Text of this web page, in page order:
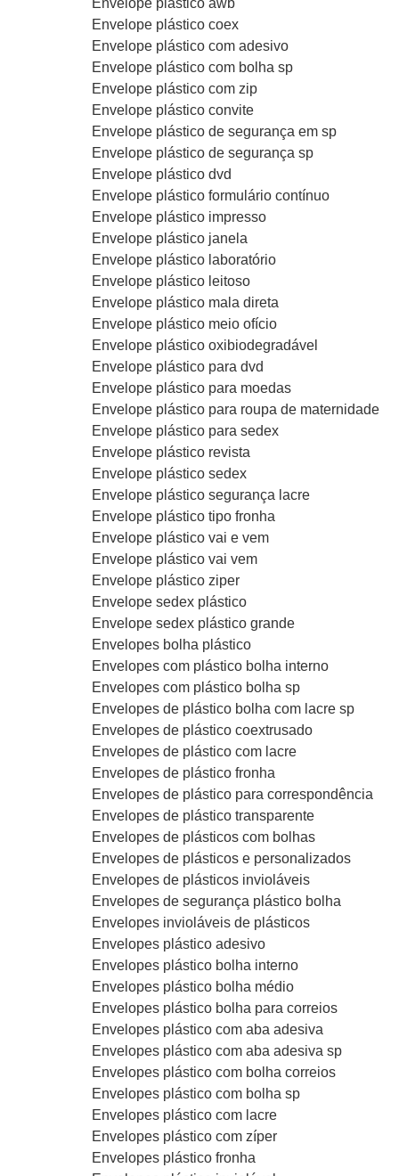
Envelope plástico awb
Envelope plástico coex
Envelope plástico com adesivo
Envelope plástico com bolha sp
Envelope plástico com zip
Envelope plástico convite
Envelope plástico de segurança em sp
Envelope plástico de segurança sp
Envelope plástico dvd
Envelope plástico formulário contínuo
Envelope plástico impresso
Envelope plástico janela
Envelope plástico laboratório
Envelope plástico leitoso
Envelope plástico mala direta
Envelope plástico meio ofício
Envelope plástico oxibiodegradável
Envelope plástico para dvd
Envelope plástico para moedas
Envelope plástico para roupa de maternidade
Envelope plástico para sedex
Envelope plástico revista
Envelope plástico sedex
Envelope plástico segurança lacre
Envelope plástico tipo fronha
Envelope plástico vai e vem
Envelope plástico vai vem
Envelope plástico ziper
Envelope sedex plástico
Envelope sedex plástico grande
Envelopes bolha plástico
Envelopes com plástico bolha interno
Envelopes com plástico bolha sp
Envelopes de plástico bolha com lacre sp
Envelopes de plástico coextrusado
Envelopes de plástico com lacre
Envelopes de plástico fronha
Envelopes de plástico para correspondência
Envelopes de plástico transparente
Envelopes de plásticos com bolhas
Envelopes de plásticos e personalizados
Envelopes de plásticos invioláveis
Envelopes de segurança plástico bolha
Envelopes invioláveis de plásticos
Envelopes plástico adesivo
Envelopes plástico bolha interno
Envelopes plástico bolha médio
Envelopes plástico bolha para correios
Envelopes plástico com aba adesiva
Envelopes plástico com aba adesiva sp
Envelopes plástico com bolha correios
Envelopes plástico com bolha sp
Envelopes plástico com lacre
Envelopes plástico com zíper
Envelopes plástico fronha